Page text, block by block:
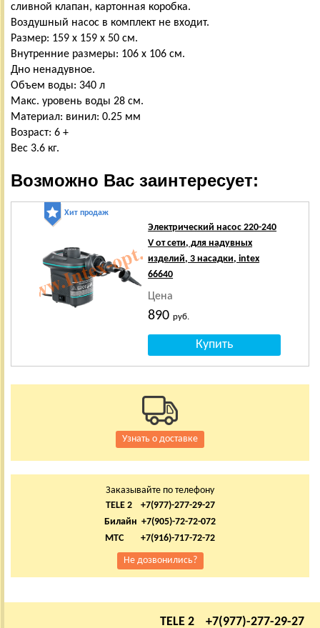
сливной клапан, картонная коробка.
Воздушный насос в комплект не входит.
Размер: 159 x 159 x 50 см.
Внутренние размеры: 106 х 106 см.
Дно ненадувное.
Объем воды: 340 л
Макс. уровень воды 28 см.
Материал: винил: 0.25 мм
Возраст: 6 +
Вес 3.6 кг.
Возможно Вас заинтересует:
Хит продаж
Электрический насос 220-240
V от сети, для надувных
изделий, 3 насадки, intex
66640
Цена
890руб.
Узнать о доставке
Заказывайте по телефону
TELE 2 +7(977)-277-29-27
Билайн +7(905)-72-72-072
МТС +7(916)-717-72-72
Не дозвонились?
TELE 2 +7(977)-277-29-27